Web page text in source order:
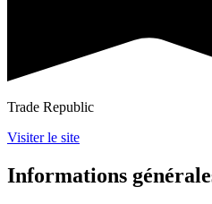
Trade Republic
Visiter le site
Informations